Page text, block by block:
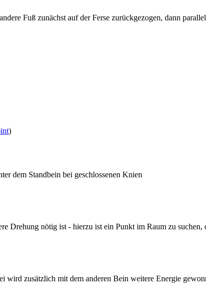
Fuß zunächst auf der Ferse zurückgezogen, dann
)
dem Standbein bei geschlossenen Knien
Drehung nötig ist - hierzu ist ein Punkt im Raum zu
wird zusätzlich mit dem anderen Bein weitere Energie